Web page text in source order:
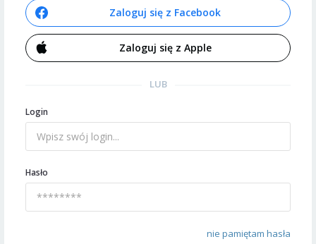
Zaloguj się z Facebook
Zaloguj się z Apple
LUB
Login
Hasło
nie pamiętam hasła